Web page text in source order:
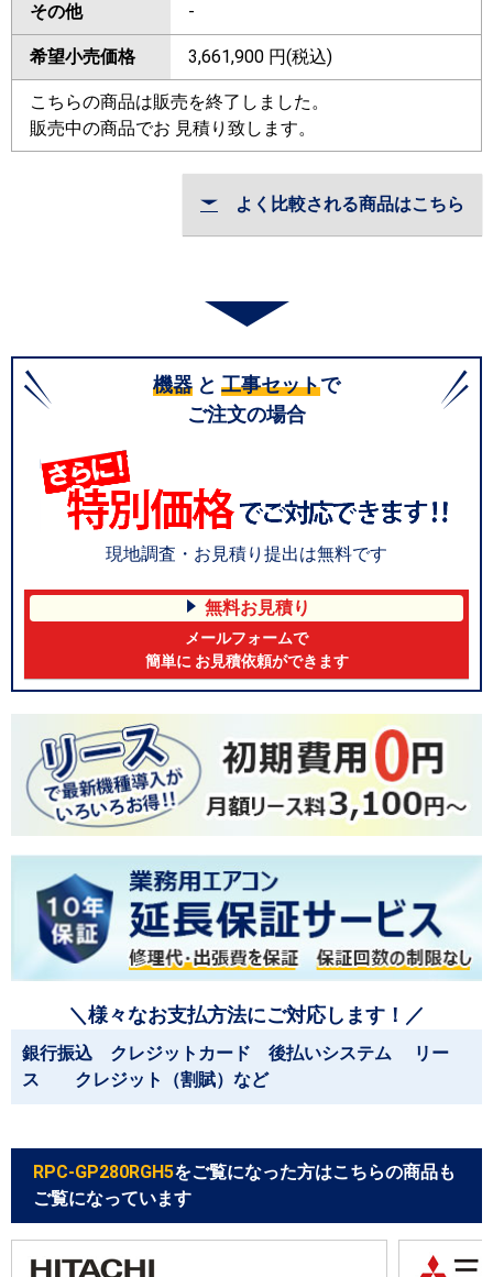
その他 -
希望小売価格 3,661,900 円(税込)
こちらの商品は販売を終了しました。
販売中の商品でお 見積り致します。
よく比較される商品はこちら
機器 と 工事セットで
ご注文の場合
現地調査・お見積り提出は無料です
無料お見積り
メールフォームで
簡単に お見積依頼ができます
＼様々なお支払方法にご対応します！／
銀行振込 クレジットカード 後払いシステム リー
ス クレジット（割賦）など
RPC-GP280RGH5をご覧になった方はこちらの商品も
ご覧になっています